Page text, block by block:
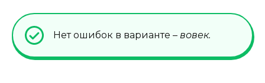
Нет ошибок в варианте – вовек.